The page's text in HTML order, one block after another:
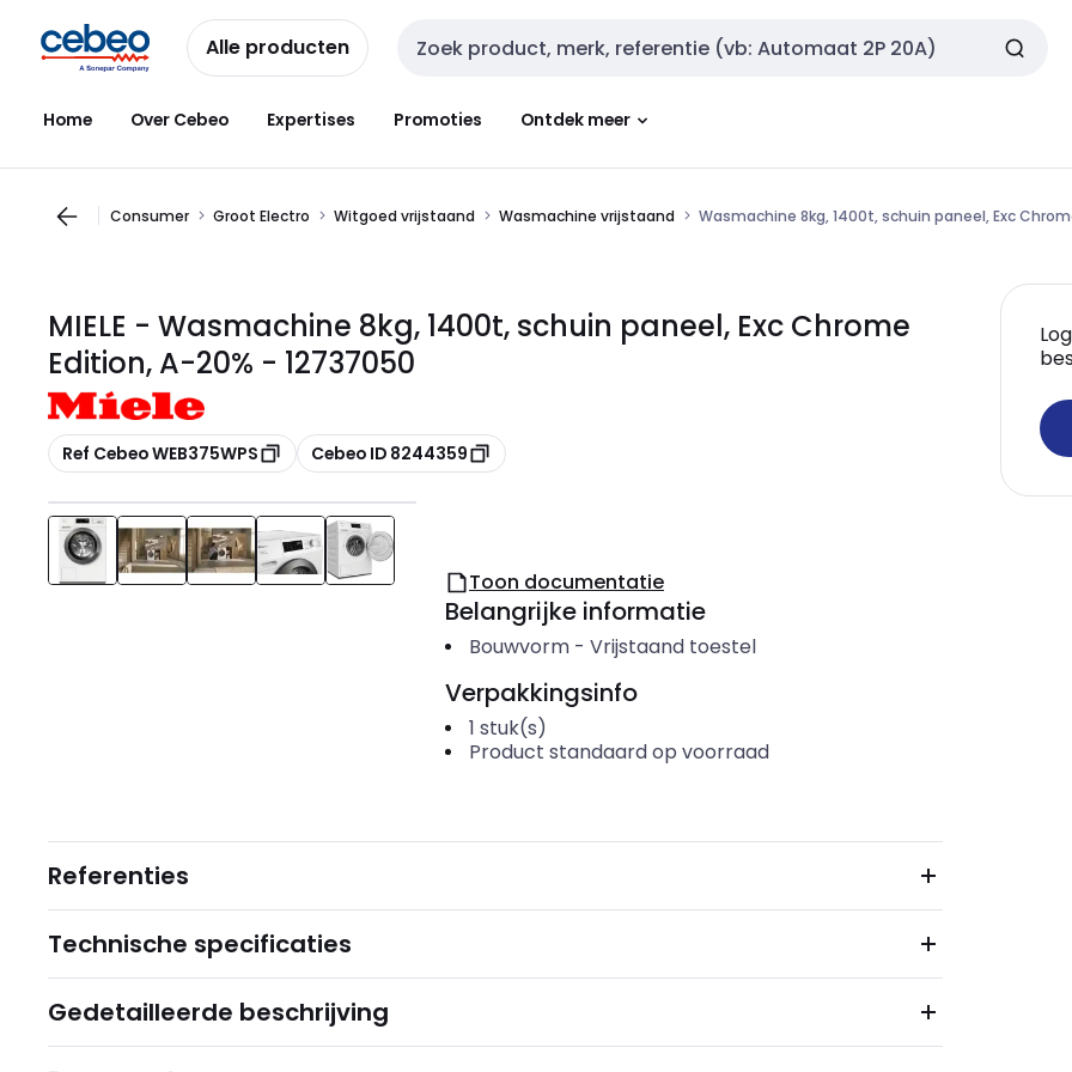
naar
navigatie
naar
inhoud
Alle producten Zoekveld invoer
Home Over Cebeo Expertises Promoties Ontdek meer
Consumer Groot Electro Witgoed vrijstaand Wasmachine vrijstaand Wasmachine 8kg, 1400t, schuin paneel, Exc
MIELE - Wasmachine 8kg, 1400t, schuin paneel, Exc Chrome
Edition, A-20% - 12737050
Kopiëren
Ref Cebeo WEB375WPS Kopiëren
Cebeo ID 8244359
Toon documentatie
Belangrijke informatie
Bouwvorm- Vrijstaand toestel
Verpakkingsinfo
1 stuk(s)
Product standaard op voorraad
Referenties
Technische specificaties
Gedetailleerde beschrijving